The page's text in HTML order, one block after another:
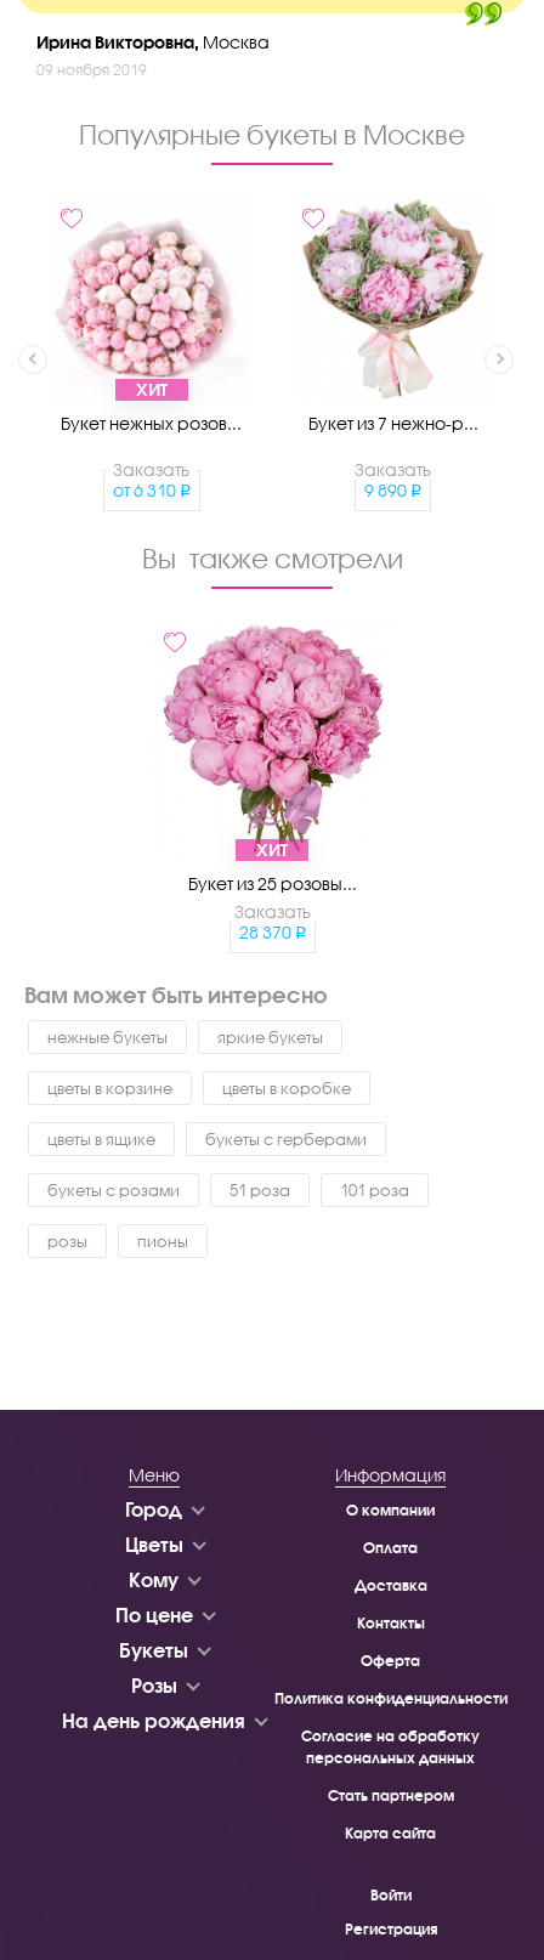
Ирина Викторовна, Москва
09 ноября 2019
Популярные букеты в Москве
ХИТ
Букет нежных розов...
Заказать
от 6 310
Букет из 7 нежно-р...
Заказать
9 890
Вы также смотрели
ХИТ
Букет из 25 розовы...
Заказать
28 370
Вам может быть интересно
нежные букеты яркие букеты
цветы в корзине цветы в коробке
цветы в ящике букеты с герберами
букеты с розами 51 роза 101 роза
розы пионы
Меню
Город
Цветы
Кому
По цене
Букеты
Розы
На день рождения
Информация
О компании
Оплата
Доставка
Контакты
Оферта
Политика конфиденциальности
Согласие на обработку
персональных данных
Стать партнером
Карта сайта
Войти
Регистрация